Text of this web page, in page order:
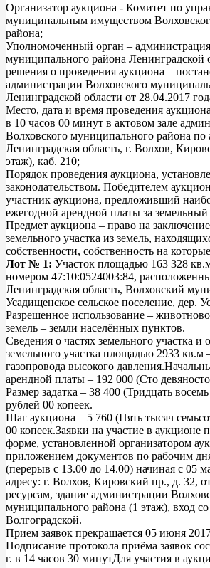
Организатор аукциона - Комитет по
муниципальным имуществом
района;
Уполномоченный орган –
муниципального района Ленинградской
решения о проведения аукциона –
администрации Волховского
Ленинградской области от 28.04.2017
Место, дата и время проведения
в 10 часов 00 минут в актовом зале
Волховского муниципального района по
Ленинградская область, г. Волхов,
этаж), каб. 210;
Порядок проведения аукциона,
законодательством. Победителем
участник аукциона, предложивший
ежегодной арендной платы за земельный
Предмет аукциона – право на
земельного участка из земель,
собственности, собственность на
Лот № 1: Участок площадью 163 328
номером 47:10:0524003:84,
Ленинградская область, Волховский
Усадищенское сельское поселение, дер.
Разрешенное использование –
земель – земли населённых пунктов.
Сведения о частях земельного участка и
земельного участка площадью 2933 кв.м
газопровода высокого
арендной платы – 192 000 (Сто
Размер задатка – 38 400 (Тридцать
рублей 00 копеек.
Шаг аукциона – 5 760 (Пять тысяч
00 копеек.Заявки на участие в аукционе
форме, установленной организатором
приложением документов по рабочим
(перерыв с 13.00 до 14.00) начиная с 05
адресу: г. Волхов, Кировский пр., д. 32,
ресурсам, здание администрации
муниципального района (1 этаж), вход
Волгоградской.
Прием заявок прекращается 05 июня
Подписание протокола приёма заявок
г. в 14 часов 30 минутДля участия в